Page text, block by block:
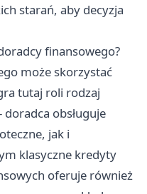
starań, aby decyzja
finansowego?
może skorzystać
tutaj roli rodzaj
obsługuje
jak i
klasyczne kredyty
oferuje również